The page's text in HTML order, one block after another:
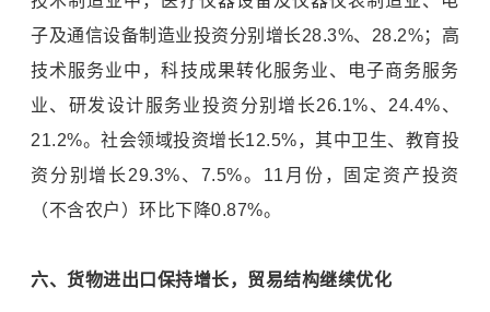
子及通信设备制造业投资分别增长28.3%、28.2%；高
技术服务业中，科技成果转化服务业、电子商务服务
业、研发设计服务业投资分别增长26.1%、24.4%、
21.2%。社会领域投资增长12.5%，其中卫生、教育投
资分别增长29.3%、7.5%。11月份，固定资产投资
（不含农户）环比下降0.87%。
六、货物进出口保持增长，贸易结构继续优化